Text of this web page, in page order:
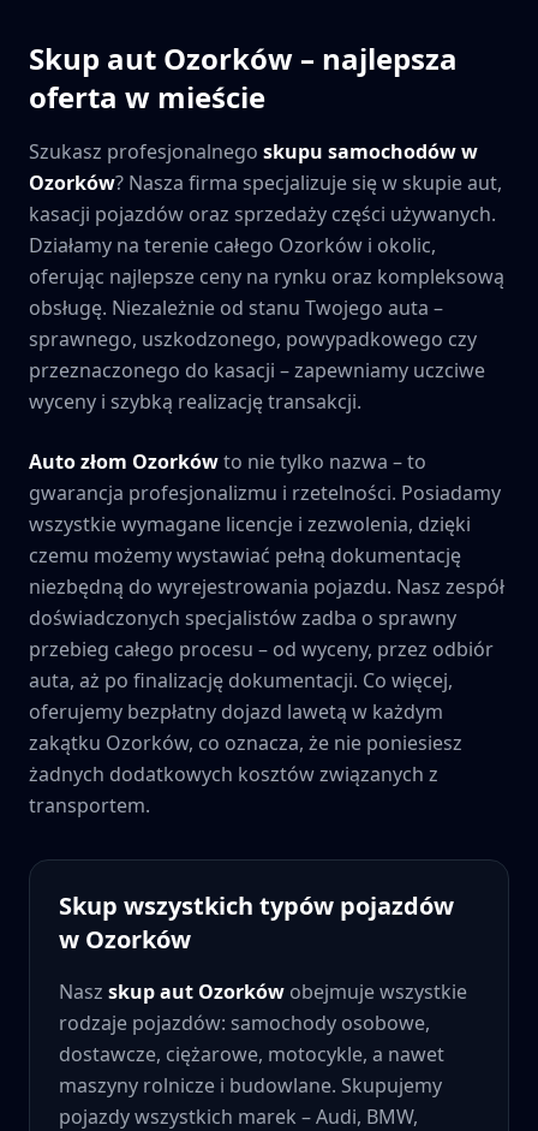
Skup aut Ozorków – najlepsza
oferta w mieście
Szukasz profesjonalnego skupu samochodów w
Ozorków? Nasza firma specjalizuje się w skupie aut,
kasacji pojazdów oraz sprzedaży części używanych.
Działamy na terenie całego Ozorków i okolic,
oferując najlepsze ceny na rynku oraz kompleksową
obsługę. Niezależnie od stanu Twojego auta –
sprawnego, uszkodzonego, powypadkowego czy
przeznaczonego do kasacji – zapewniamy uczciwe
wyceny i szybką realizację transakcji.
Auto złom Ozorkówto nie tylko nazwa – to
gwarancja profesjonalizmu i rzetelności. Posiadamy
wszystkie wymagane licencje i zezwolenia, dzięki
czemu możemy wystawiać pełną dokumentację
niezbędną do wyrejestrowania pojazdu. Nasz zespół
doświadczonych specjalistów zadba o sprawny
przebieg całego procesu – od wyceny, przez odbiór
auta, aż po finalizację dokumentacji. Co więcej,
oferujemy bezpłatny dojazd lawetą w każdym
zakątku Ozorków, co oznacza, że nie poniesiesz
żadnych dodatkowych kosztów związanych z
transportem.
Skup wszystkich typów pojazdów
w Ozorków
Nasz skup aut Ozorków obejmuje wszystkie
rodzaje pojazdów: samochody osobowe,
dostawcze, ciężarowe, motocykle, a nawet
maszyny rolnicze i budowlane. Skupujemy
pojazdy wszystkich marek – Audi, BMW,